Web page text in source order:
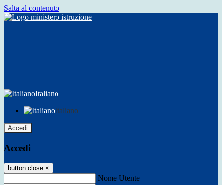
Salta al contenuto
Italiano
Italiano
Accedi
Accedi
button close ×
Nome Utente